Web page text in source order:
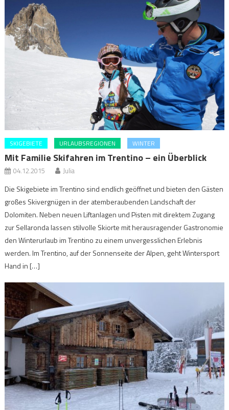
SKIGEBIETE URLAUBSREGIONEN WINTER
Mit Familie Skifahren im Trentino – ein Überblick
04.12.2015 Julia
Die Skigebiete im Trentino sind endlich geöffnet und bieten den Gästen
großes Skivergnügen in der atemberaubenden Landschaft der
Dolomiten. Neben neuen Liftanlagen und Pisten mit direktem Zugang
zur Sellaronda lassen stilvolle Skiorte mit herausragender Gastronomie
den Winterurlaub im Trentino zu einem unvergesslichen Erlebnis
werden. Im Trentino, auf der Sonnenseite der Alpen, geht Wintersport
Hand in […]